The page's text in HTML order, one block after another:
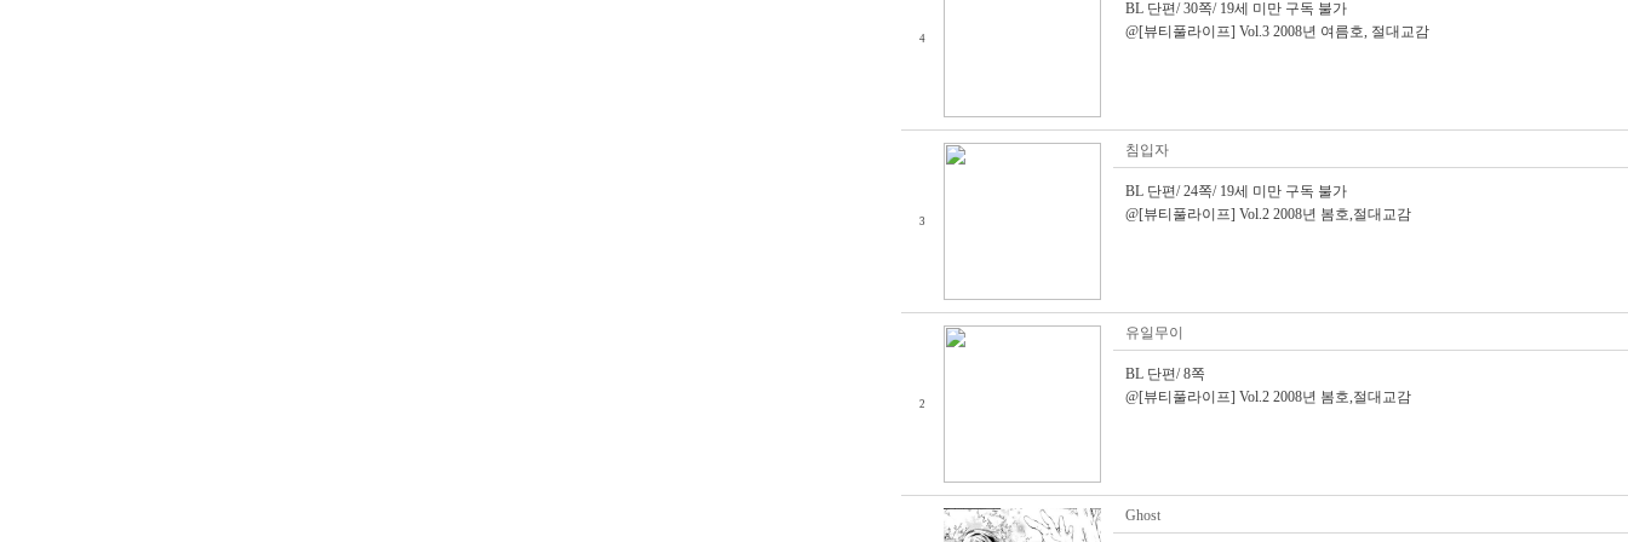
4
BL 단편/ 30쪽/ 19세 미만 구독 불가
@[뷰티풀라이프] Vol.3 2008년 여름호, 절대교감
3
침입자
BL 단편/ 24쪽/ 19세 미만 구독 불가
@[뷰티풀라이프] Vol.2 2008년 봄호,절대교감
2
유일무이
BL 단편/ 8쪽
@[뷰티풀라이프] Vol.2 2008년 봄호,절대교감
Ghost